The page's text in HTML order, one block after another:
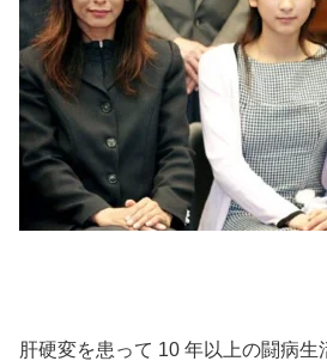
肝硬変を患って 10 年以上の闘病生